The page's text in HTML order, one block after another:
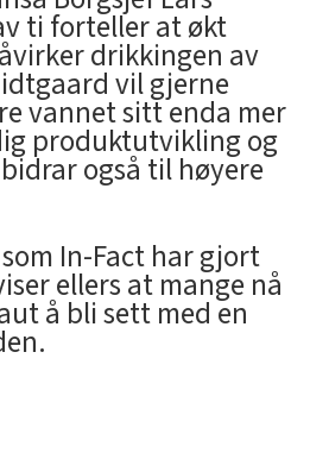
ti forteller at økt
drikkingen av
vil gjerne
vannet sitt enda mer
produktutvikling og
også til høyere
In-Fact har gjort
ellers at mange nå
å bli sett med en